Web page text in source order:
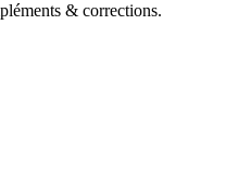
& corrections.